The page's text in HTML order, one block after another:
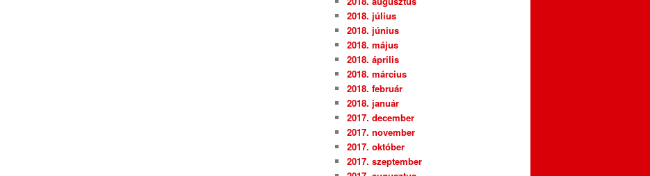
2018. július
2018. június
2018. május
2018. április
2018. március
2018. február
2018. január
2017. december
2017. november
2017. október
2017. szeptember